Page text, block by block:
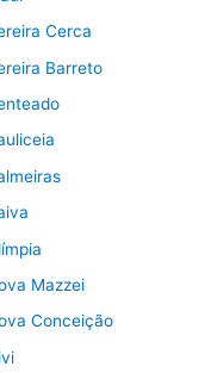
Cerca
Barreto
Mazzei
Conceição